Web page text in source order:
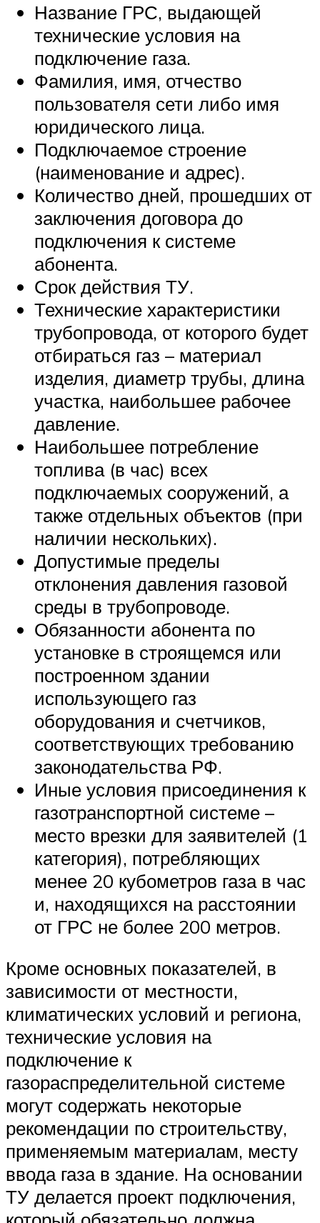
Название ГРС, выдающей
технические условия на
подключение газа.
Фамилия, имя, отчество
пользователя сети либо имя
юридического лица.
Подключаемое строение
(наименование и адрес).
Количество дней, прошедших от
заключения договора до
подключения к системе
абонента.
Срок действия ТУ.
Технические характеристики
трубопровода, от которого будет
отбираться газ – материал
изделия, диаметр трубы, длина
участка, наибольшее рабочее
давление.
Наибольшее потребление
топлива (в час) всех
подключаемых сооружений, а
также отдельных объектов (при
наличии нескольких).
Допустимые пределы
отклонения давления газовой
среды в трубопроводе.
Обязанности абонента по
установке в строящемся или
построенном здании
использующего газ
оборудования и счетчиков,
соответствующих требованию
законодательства РФ.
Иные условия присоединения к
газотранспортной системе –
место врезки для заявителей (1
категория), потребляющих
менее 20 кубометров газа в час
и, находящихся на расстоянии
от ГРС не более 200 метров.
Кроме основных показателей, в
зависимости от местности,
климатических условий и региона,
технические условия на
подключение к
газораспределительной системе
могут содержать некоторые
рекомендации по строительству,
применяемым материалам, месту
ввода газа в здание. На основании
ТУ делается проект подключения,